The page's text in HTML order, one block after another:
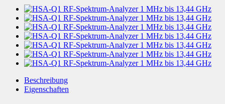
Beschreibung
Eigenschaften